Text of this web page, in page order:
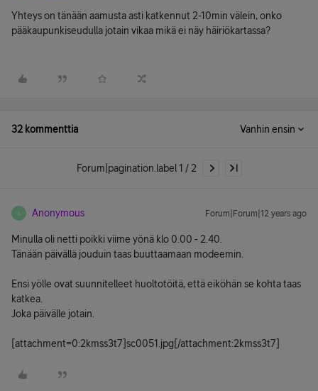
Yhteys on tänään aamusta asti katkennut 2-10min välein, onko
pääkaupunkiseudulla jotain vikaa mikä ei näy häiriökartassa?
32 kommenttia Vanhin ensin
Forum|pagination.label 1 / 2
A Anonymous Forum|Forum|12 years ago
Minulla oli netti poikki viime yönä klo 0.00 - 2.40.
Tänään päivällä jouduin taas buuttaamaan modeemin.
Ensi yölle ovat suunnitelleet huoltotöitä, että eiköhän se kohta taas
katkea.
Joka päivälle jotain.
[attachment=0:2kmss3t7] sc0051.jpg [/attachment:2kmss3t7]